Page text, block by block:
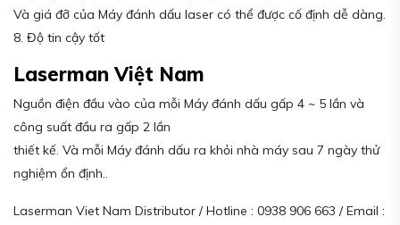
Và giá đỡ của Máy đánh dấu laser có thể được cố định dễ dàng.
8. Độ tin cậy tốt
Laserman Việt Nam
Nguồn điện đầu vào của mỗi Máy đánh dấu gấp 4 ~ 5 lần và
công suất đầu ra gấp 2 lần
thiết kế. Và mỗi Máy đánh dấu ra khỏi nhà máy sau 7 ngày thử
nghiệm ổn định..
Laserman Viet Nam Distributor / Hotline : 0938 906 663 / Email :